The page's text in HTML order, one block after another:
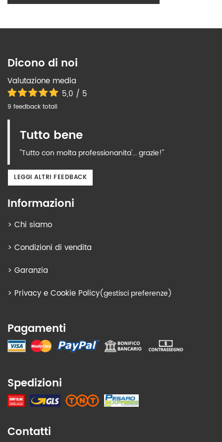
Dicono di noi
Valutazione media
5,0 / 5
9 feedback totali
Tutto bene
"Tutto con molta professionanita'... grazie!"
LEGGI ALTRI FEEDBACK
Informazioni
> Chi siamo
> Condizioni di vendita
> Garanzia
> Privacy e Cookie Policy(gestisci preferenze)
Pagamenti
Spedizioni
Contatti